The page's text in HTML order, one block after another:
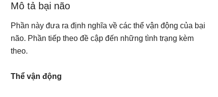
Mô tả bại não
Phần này đưa ra định nghĩa về các thể vận động của bại
não. Phần tiếp theo đề cập đến những tình trạng kèm
theo.
Thể vận động